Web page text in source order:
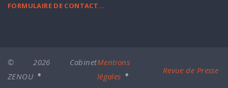
FORMULAIRE DE CONTACT...
© 2026 Cabinet
ZENOU
Mentions
légales
Revue de Presse